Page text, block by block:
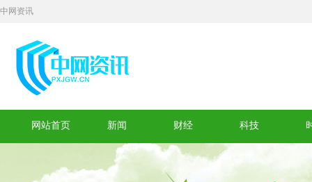
中网资讯
网站首页 新闻 财经 科技